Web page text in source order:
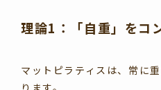
理論1：「自重」をコ
マットピラティスは、常に